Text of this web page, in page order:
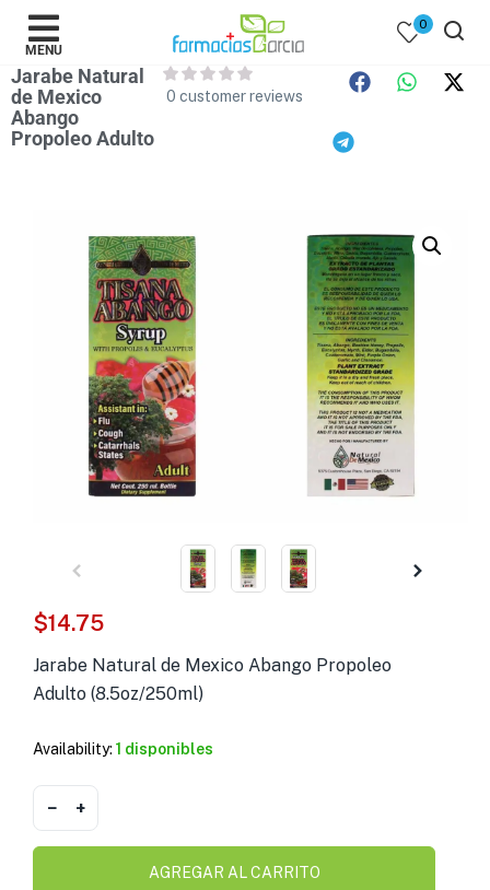
MENU
0
Jarabe Natural
de Mexico
Abango
Propoleo Adulto
0 customer reviews
$14.75
Jarabe Natural de Mexico Abango Propoleo
Adulto (8.5oz/250ml)
Availability: 1 disponibles
− +
AGREGAR AL CARRITO